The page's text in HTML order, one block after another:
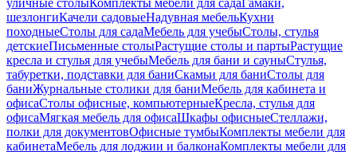
уличные столыКомплекты мебели для садаГамаки,
шезлонгиКачели садовыеНадувная мебельКухни
походныеСтолы для садаМебель для учебыСтолы, стулья
детскиеПисьменные столыРастущие столы и партыРастущие
кресла и стулья для учебыМебель для бани и сауныСтулья,
табуретки, подставки для баниСкамьи для баниСтолы для
баниЖурнальные столики для баниМебель для кабинета и
офисаСтолы офисные, компьютерныеКресла, стулья для
офисаМягкая мебель для офисаШкафы офисныеСтеллажи,
полки для документовОфисные тумбыКомплекты мебели для
кабинетаМебель для лоджии и балконаКомплекты мебели для